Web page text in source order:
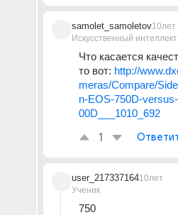
samolet_samoletov
Искусственный интеллект
10лет
Что касается
то вот: http://
meras/Compare/
n-EOS-750D-
00D___1010_692
1
user_217337164
Ученик
10лет
750